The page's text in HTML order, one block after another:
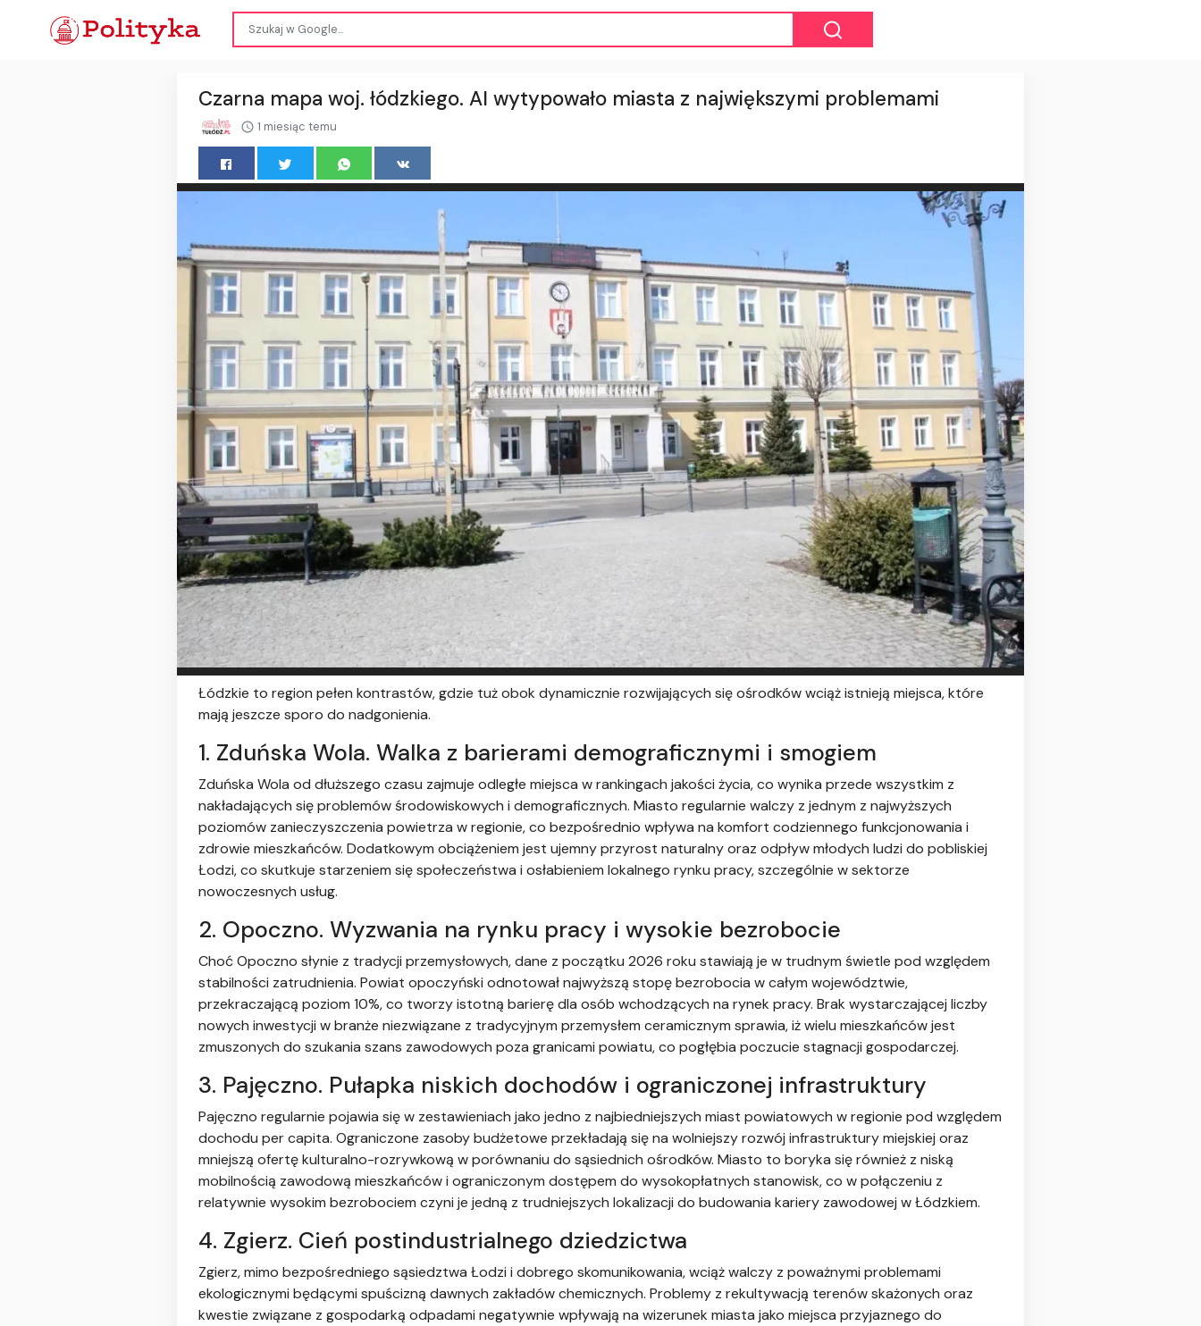
Czarna mapa woj. łódzkiego. AI wytypowało miasta z największymi problemami
1 miesiąc temu
Łódzkie to region pełen kontrastów, gdzie tuż obok dynamicznie rozwijających się ośrodków wciąż istnieją miejsca, które
mają jeszcze sporo do nadgonienia.
1. Zduńska Wola. Walka z barierami demograficznymi i smogiem
Zduńska Wola od dłuższego czasu zajmuje odległe miejsca w rankingach jakości życia, co wynika przede wszystkim z
nakładających się problemów środowiskowych i demograficznych. Miasto regularnie walczy z jednym z najwyższych
poziomów zanieczyszczenia powietrza w regionie, co bezpośrednio wpływa na komfort codziennego funkcjonowania i
zdrowie mieszkańców. Dodatkowym obciążeniem jest ujemny przyrost naturalny oraz odpływ młodych ludzi do pobliskiej
Łodzi, co skutkuje starzeniem się społeczeństwa i osłabieniem lokalnego rynku pracy, szczególnie w sektorze
nowoczesnych usług.
2. Opoczno. Wyzwania na rynku pracy i wysokie bezrobocie
Choć Opoczno słynie z tradycji przemysłowych, dane z początku 2026 roku stawiają je w trudnym świetle pod względem
stabilności zatrudnienia. Powiat opoczyński odnotował najwyższą stopę bezrobocia w całym województwie,
przekraczającą poziom 10%, co tworzy istotną barierę dla osób wchodzących na rynek pracy. Brak wystarczającej liczby
nowych inwestycji w branże niezwiązane z tradycyjnym przemysłem ceramicznym sprawia, iż wielu mieszkańców jest
zmuszonych do szukania szans zawodowych poza granicami powiatu, co pogłębia poczucie stagnacji gospodarczej.
3. Pajęczno. Pułapka niskich dochodów i ograniczonej infrastruktury
Pajęczno regularnie pojawia się w zestawieniach jako jedno z najbiedniejszych miast powiatowych w regionie pod względem
dochodu per capita. Ograniczone zasoby budżetowe przekładają się na wolniejszy rozwój infrastruktury miejskiej oraz
mniejszą ofertę kulturalno-rozrywkową w porównaniu do sąsiednich ośrodków. Miasto to boryka się również z niską
mobilnością zawodową mieszkańców i ograniczonym dostępem do wysokopłatnych stanowisk, co w połączeniu z
relatywnie wysokim bezrobociem czyni je jedną z trudniejszych lokalizacji do budowania kariery zawodowej w Łódzkiem.
4. Zgierz. Cień postindustrialnego dziedzictwa
Zgierz, mimo bezpośredniego sąsiedztwa Łodzi i dobrego skomunikowania, wciąż walczy z poważnymi problemami
ekologicznymi będącymi spuścizną dawnych zakładów chemicznych. Problemy z rekultywacją terenów skażonych oraz
kwestie związane z gospodarką odpadami negatywnie wpływają na wizerunek miasta jako miejsca przyjaznego do